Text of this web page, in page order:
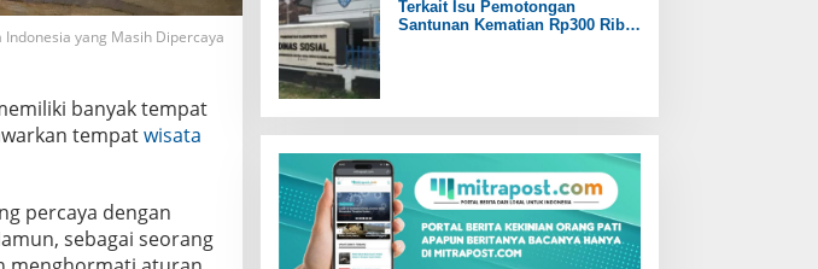
yang Masih Dipercaya
banyak tempat
tempatwisata
percaya dengan
sebagai seorang
Terkait Isu Pemotongan
Santunan Kematian Rp300 Ribu,